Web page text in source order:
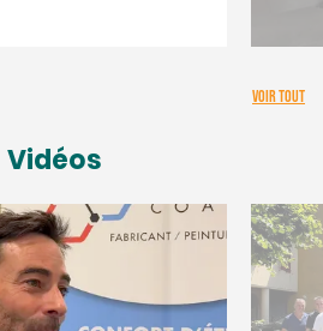
VOIR TOUT
Vidéos